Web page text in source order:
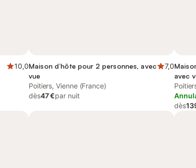
10,0Maison d’hôte pour 2 personnes, avec
vue
7,0
Poitiers, Vienne (France)
dès47 €par nuit
avec
dès